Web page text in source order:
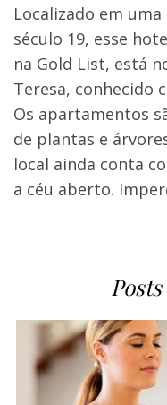
Localizado em
século 19, esse
na Gold List, está
Teresa, conhecido
Os apartamentos
de plantas e
local ainda conta
a céu aberto.